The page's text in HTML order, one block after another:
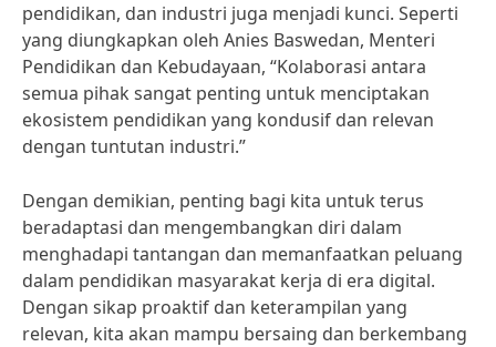
pendidikan, dan industri juga menjadi kunci. Seperti
yang diungkapkan oleh Anies Baswedan, Menteri
Pendidikan dan Kebudayaan, “Kolaborasi antara
semua pihak sangat penting untuk menciptakan
ekosistem pendidikan yang kondusif dan relevan
dengan tuntutan industri.”
Dengan demikian, penting bagi kita untuk terus
beradaptasi dan mengembangkan diri dalam
menghadapi tantangan dan memanfaatkan peluang
dalam pendidikan masyarakat kerja di era digital.
Dengan sikap proaktif dan keterampilan yang
relevan, kita akan mampu bersaing dan berkembang